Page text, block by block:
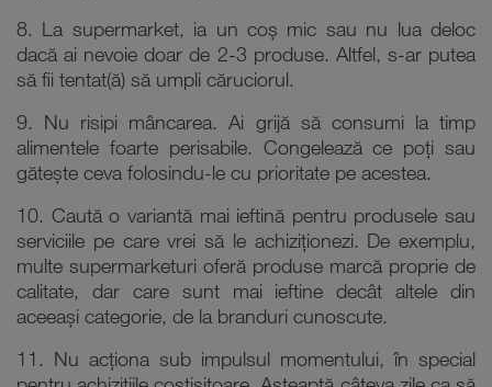
8. La supermarket, ia un coș mic sau nu lua deloc
dacă ai nevoie doar de 2-3 produse. Altfel, s-ar putea
să fii tentat(ă) să umpli căruciorul.
9. Nu risipi mâncarea. Ai grijă să consumi la timp
alimentele foarte perisabile. Congelează ce poți sau
gătește ceva folosindu-le cu prioritate pe acestea.
10. Caută o variantă mai ieftină pentru produsele sau
serviciile pe care vrei să le achiziționezi. De exemplu,
multe supermarketuri oferă produse marcă proprie de
calitate, dar care sunt mai ieftine decât altele din
aceeași categorie, de la branduri cunoscute.
11. Nu acționa sub impulsul momentului, în special